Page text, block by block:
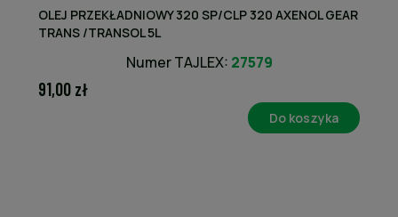
OLEJ PRZEKŁADNIOWY 320 SP/CLP 320 AXENOL GEAR
TRANS /TRANSOL 5L
Numer TAJLEX: 27579
91,00 zł
Do koszyka